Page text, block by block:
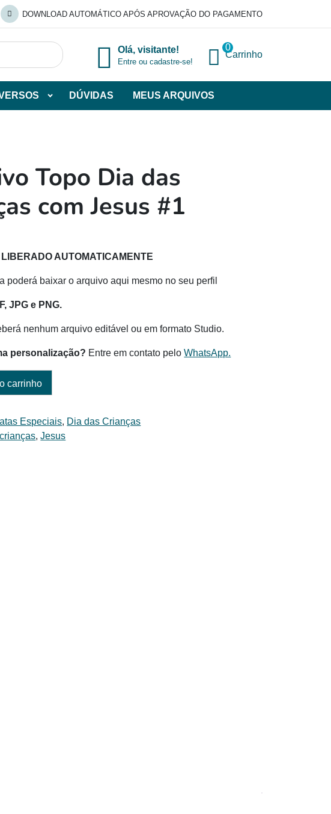
DOWNLOAD AUTOMÁTICO APÓS APROVAÇÃO DO PAGAMENTO
Olá, visitante!
Entre ou cadastre-se!
0
Carrinho
DÚVIDAS MEUS ARQUIVOS
Topo Dia das
com Jesus #1
AUTOMATICAMENTE
poderá baixar o arquivo aqui mesmo no seu perfil
JPG e PNG.
nenhum arquivo editável ou em formato Studio.
personalização? Entre em contato peloWhatsApp.
carrinho
Especiais, Dia das Crianças
,Jesus